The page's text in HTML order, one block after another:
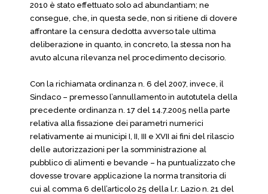
2010 è stato effettuato solo ad abundantiam; ne
consegue, che, in questa sede, non si ritiene di dovere
affrontare la censura dedotta avverso tale ultima
deliberazione in quanto, in concreto, la stessa non ha
avuto alcuna rilevanza nel procedimento decisorio.
Con la richiamata ordinanza n. 6 del 2007, invece, il
Sindaco – premesso l’annullamento in autotutela della
precedente ordinanza n. 17 del 14.7.2005 nella parte
relativa alla fissazione dei parametri numerici
relativamente ai municipi I, II, III e XVII ai fini del rilascio
delle autorizzazioni per la somministrazione al
pubblico di alimenti e bevande – ha puntualizzato che
dovesse trovare applicazione la norma transitoria di
cui al comma 6 dell’articolo 25 della l.r. Lazio n. 21 del